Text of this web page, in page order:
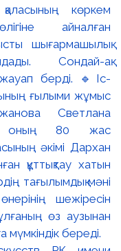
көркем
айналған
шығармашылық
Сондай-ақ
берді. 🔹Іс-
ғылыми жұмыс
Светлана
оның 80 жас
әкімі Дархан
құттықтау хатын
тағылымдық мәні
шежіресін
өз аузынан
мүмкіндік береді.